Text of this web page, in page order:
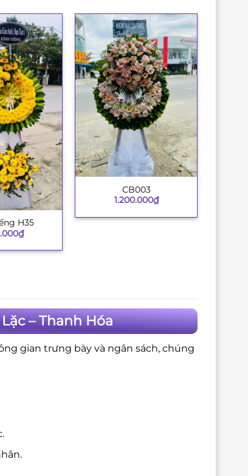
H35
₫
CB003
1.200.000₫
– Thanh Hóa
gian trưng bày và ngân sách, chúng